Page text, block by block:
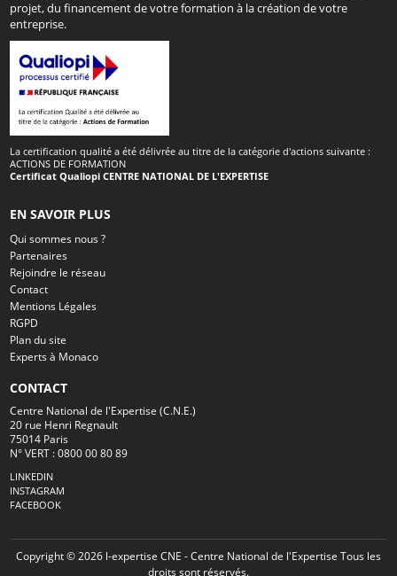
projet, du financement de votre formation à la création de votre
entreprise.
La certification qualité a été délivrée au titre de la catégorie d'actions suivante :
ACTIONS DE FORMATION
Certificat Qualiopi CENTRE NATIONAL DE L'EXPERTISE
EN SAVOIR PLUS
Qui sommes nous ?
Partenaires
Rejoindre le réseau
Contact
Mentions Légales
RGPD
Plan du site
Experts à Monaco
CONTACT
Centre National de l'Expertise (C.N.E.)
20 rue Henri Regnault
75014 Paris
N° VERT : 0800 00 80 89
LINKEDIN
INSTAGRAM
FACEBOOK
Copyright © 2026 l-expertise CNE - Centre National de l'Expertise Tous les
droits sont réservés.